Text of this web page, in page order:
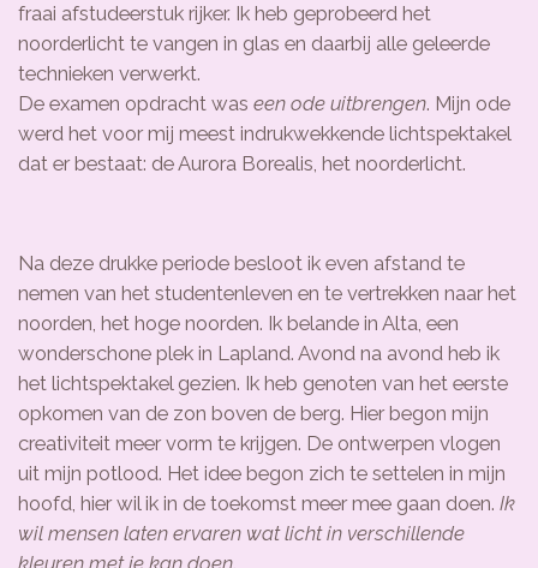
fraai afstudeerstuk rijker. Ik heb geprobeerd het
noorderlicht te vangen in glas en daarbij alle geleerde
technieken verwerkt.
De examen opdracht was een ode uitbrengen. Mijn ode
werd het voor mij meest indrukwekkende lichtspektakel
dat er bestaat: de Aurora Borealis, het noorderlicht.
Na deze drukke periode besloot ik even afstand te
nemen van het studentenleven en te vertrekken naar het
noorden, het hoge noorden. Ik belande in Alta, een
wonderschone plek in Lapland. Avond na avond heb ik
het lichtspektakel gezien. Ik heb genoten van het eerste
opkomen van de zon boven de berg. Hier begon mijn
creativiteit meer vorm te krijgen. De ontwerpen vlogen
uit mijn potlood. Het idee begon zich te settelen in mijn
hoofd, hier wil ik in de toekomst meer mee gaan doen. Ik
wil mensen laten ervaren wat licht in verschillende